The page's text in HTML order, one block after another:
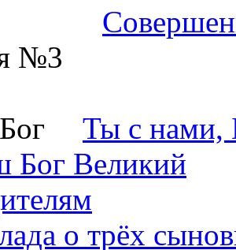
Ты с нами,
Бог Великий
о трёх